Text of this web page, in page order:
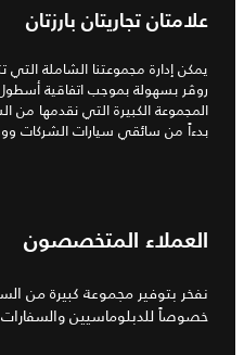
علامتان تجاريتان بارزتان
يمكن إدارة مجموعتنا الشاملة
روڤر بسهولة بموجب اتفاقية
المجموعة الكبيرة التي نقدمها من
بدءاً من سائقي سيارات الشركات
العملاء المتخصصون
نفخر بتوفير مجموعة كبيرة من
خصوصاً للدبلوماسيين